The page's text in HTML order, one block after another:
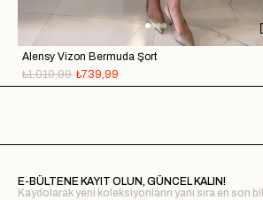
Alensy Vizon Bermuda Şort
₺739,99
₺1.019,99
E-BÜLTENE KAYIT OLUN, GÜNCEL KALIN!
Kaydolarak yeni koleksiyonların yanı sıra en son